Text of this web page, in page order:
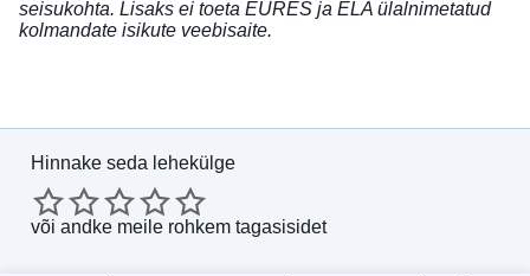
seisukohta. Lisaks ei toeta EURES ja ELA ülalnimetatud
kolmandate isikute veebisaite.
Hinnake seda lehekülge
või andke meile rohkem tagasisidet